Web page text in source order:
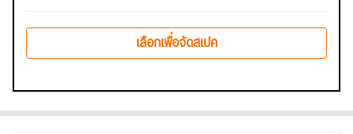
เลือกเพื่อจัดสเปค